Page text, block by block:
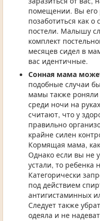
помещении. Вы его
позаботиться как о
постели. Малышу
комплект
месяцев сидел в
вас идентичные.
Сонная мама
подобные случаи
мамы также роняли
среди ночи на
считают, что у
правильно
крайне силен
Кормящая мама,
Однако если вы не
устали, то ребенка
Категорически
под действием
антигистаминных
Следует также
одеяла и не